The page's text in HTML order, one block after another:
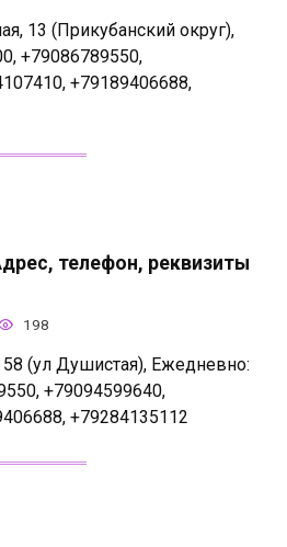
13 (Прикубанский округ),
+79086789550,
+79189406688,
телефон, реквизиты
198
(ул Душистая), Ежедневно:
+79094599640,
+79284135112